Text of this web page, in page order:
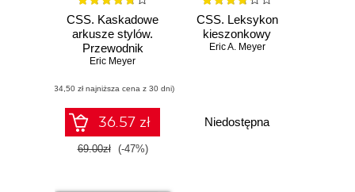
CSS. Kaskadowe
arkusze stylów.
Przewodnik
encyklopedyczny.
Eric Meyer
(34,50 zł najniższa cena z 30 dni)
36.57 zł
69.00zł (-47%)
CSS. Leksykon
kieszonkowy
Eric A. Meyer
Niedostępna